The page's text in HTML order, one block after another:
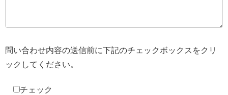
問い合わせ内容の送信前に下記のチェックボックスをクリ
ックしてください。
チェック